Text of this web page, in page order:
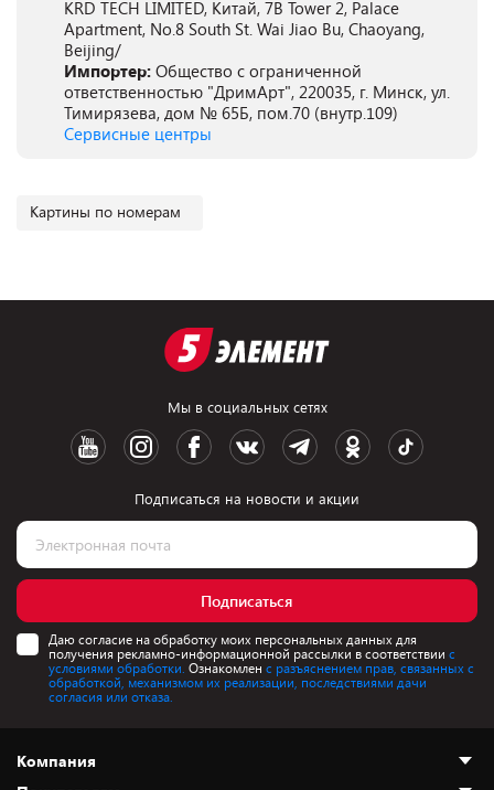
KRD TECH LIMITED, Китай, 7B Tower 2, Palace
Apartment, No.8 South St. Wai Jiao Bu, Chaoyang,
Beijing/
Импортер: Общество с ограниченной
ответственностью "ДримАрт", 220035, г. Минск, ул.
Тимирязева, дом № 65Б, пом.70 (внутр.109)
Сервисные центры
Картины по номерам
Мы в социальных сетях
Подписаться на новости и акции
Подписаться
Даю согласие на обработку моих персональных данных для
получения рекламно-информационной рассылки в соответствии с
условиями обработки. Ознакомлен с разъяснением прав, связанных с
обработкой, механизмом их реализации, последствиями дачи
согласия или отказа.
Компания